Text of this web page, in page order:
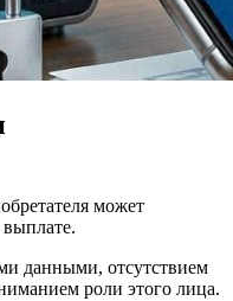
может
данными, отсутствием
роли этого лица.